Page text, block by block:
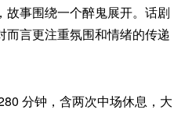
故事围绕一个醉鬼展开。话剧
而言更注重氛围和情绪的传递
分钟，含两次中场休息，大